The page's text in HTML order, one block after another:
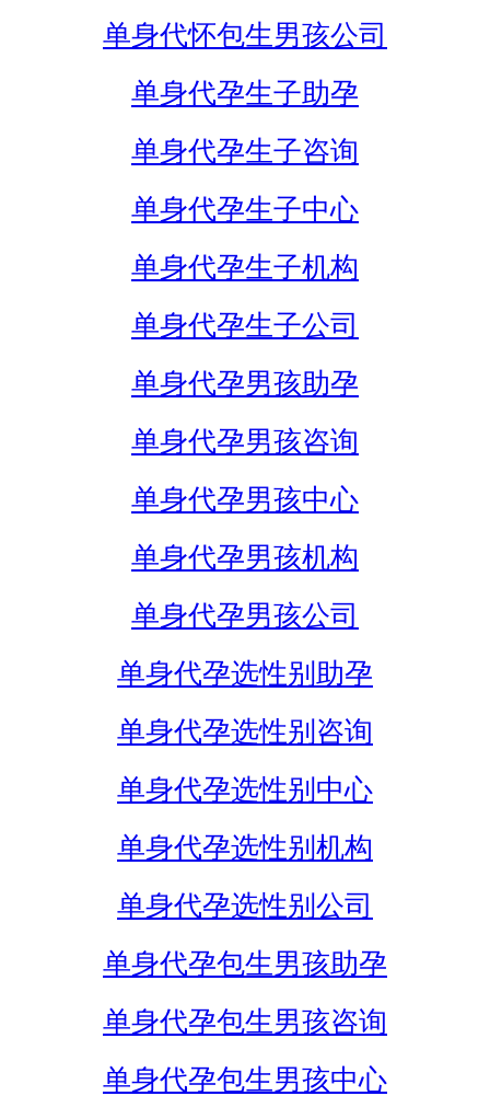
单身代怀包生男孩公司
单身代孕生子助孕
单身代孕生子咨询
单身代孕生子中心
单身代孕生子机构
单身代孕生子公司
单身代孕男孩助孕
单身代孕男孩咨询
单身代孕男孩中心
单身代孕男孩机构
单身代孕男孩公司
单身代孕选性别助孕
单身代孕选性别咨询
单身代孕选性别中心
单身代孕选性别机构
单身代孕选性别公司
单身代孕包生男孩助孕
单身代孕包生男孩咨询
单身代孕包生男孩中心